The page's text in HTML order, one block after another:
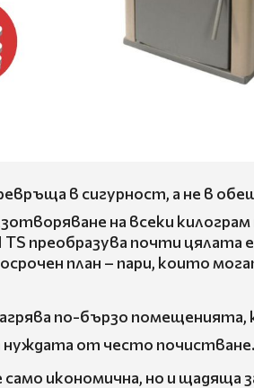
в сигурност, а не в
на всеки
почти цялата
план – пари, които
по-бързо
нуждата от често почистване.
икономична, но и